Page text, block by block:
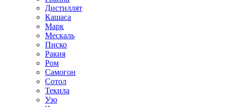
Дистиллят
Кашаса
Марк
Мескаль
Писко
Ракия
Ром
Самогон
Сотол
Текила
Узо